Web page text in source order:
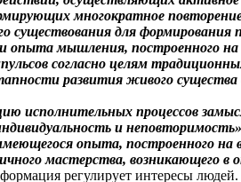
многократное
существования для
опыта мышления, построенного
согласно целям
развития живого существа
исполнительных процессов
и неповторимость»
опыта, построенного
мастерства, возникающего
регулирует интересы людей.